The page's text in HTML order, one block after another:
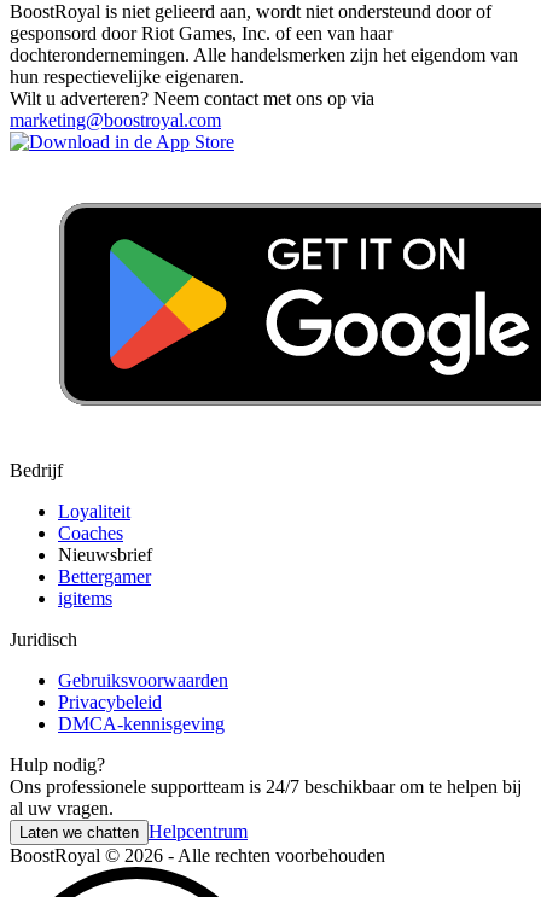
BoostRoyal is niet gelieerd aan, wordt niet ondersteund door of
gesponsord door Riot Games, Inc. of een van haar
dochterondernemingen. Alle handelsmerken zijn het eigendom van
hun respectievelijke eigenaren.
Wilt u adverteren? Neem contact met ons op via
marketing@boostroyal.com
Bedrijf
Loyaliteit
Coaches
Nieuwsbrief
Bettergamer
igitems
Juridisch
Gebruiksvoorwaarden
Privacybeleid
DMCA-kennisgeving
Hulp nodig?
Ons professionele supportteam is 24/7 beschikbaar om te helpen bij
al uw vragen.
Laten we chatten Helpcentrum
BoostRoyal © 2026 - Alle rechten voorbehouden